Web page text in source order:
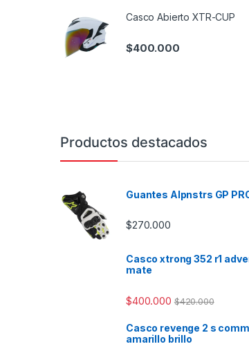
Casco Abierto XTR-CUP
$400.000
Productos destacados
Guantes Alpnstrs GP
$270.000
Casco xtrong 352 r1
mate
$400.000 $420.000
Casco revenge 2 s
amarillo brillo